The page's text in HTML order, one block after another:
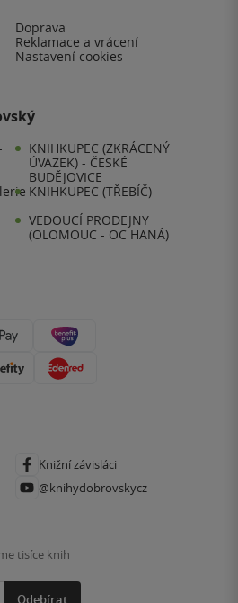
Doprava
Reklamace a vrácení
Nastavení cookies
KNIHKUPEC (ZKRÁCENÝ
ÚVAZEK) - ČESKÉ
BUDĚJOVICE
KNIHKUPEC (TŘEBÍČ)
VEDOUCÍ PRODEJNY
(OLOMOUC - OC HANÁ)
Knižní závisláci
@knihydobrovskycz
tisíce knih
Odebírat